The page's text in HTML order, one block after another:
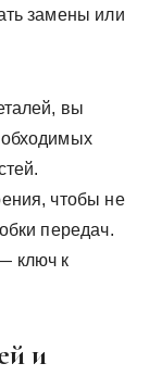
замены или
вы
чтобы не
передач.
ключ к
и